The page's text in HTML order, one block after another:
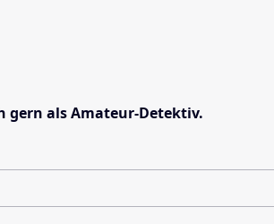
gern als Amateur-Detektiv.